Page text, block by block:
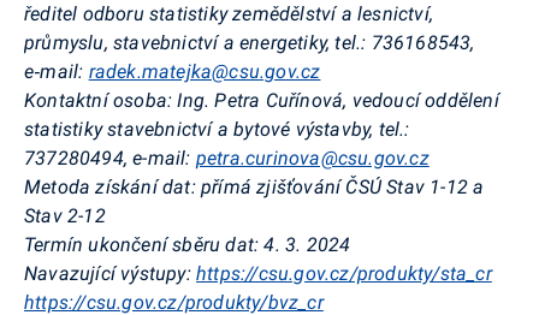
ředitel odboru statistiky zemědělství a lesnictví,
průmyslu, stavebnictví a energetiky, tel.: 736168543,
e‑mail: radek.matejka@csu.gov.cz
Kontaktní osoba: Ing. Petra Cuřínová, vedoucí oddělení
statistiky stavebnictví a bytové výstavby, tel.:
737280494, e-mail: petra.curinova@csu.gov.cz
Metoda získání dat: přímá zjišťování ČSÚ Stav 1-12 a
Stav 2-12
Termín ukončení sběru dat: 4. 3. 2024
Navazující výstupy: https://csu.gov.cz/produkty/sta_cr
https://csu.gov.cz/produkty/bvz_cr